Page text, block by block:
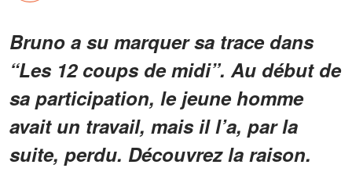
Bruno a su marquer sa trace dans
“Les 12 coups de midi”. Au début de
sa participation, le jeune homme
avait un travail, mais il l’a, par la
suite, perdu. Découvrez la raison.